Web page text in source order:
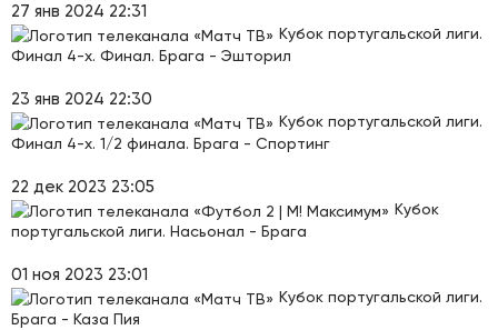
27 янв 2024 22:31
Кубок португальской лиги.
Финал 4-х. Финал. Брага - Эшторил
23 янв 2024 22:30
Кубок португальской лиги.
Финал 4-х. 1/2 финала. Брага - Спортинг
22 дек 2023 23:05
Кубок
португальской лиги. Насьонал - Брага
01 ноя 2023 23:01
Кубок португальской лиги.
Брага - Каза Пия